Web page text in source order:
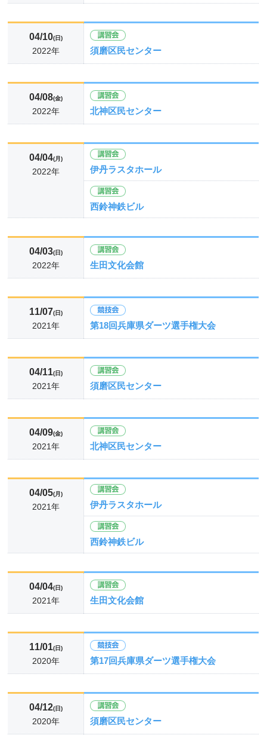
04/10(日)
2022年 須磨区民センター
04/08(金)
2022年 北神区民センター
04/04(月)
2022年 伊丹ラスタホール
西鈴神鉄ビル
04/03(日)
2022年 生田文化会館
11/07(日)
2021年 第18回兵庫県ダーツ選手権大会
04/11(日)
2021年 須磨区民センター
04/09(金)
2021年 北神区民センター
04/05(月)
2021年 伊丹ラスタホール
西鈴神鉄ビル
04/04(日)
2021年 生田文化会館
11/01(日)
2020年 第17回兵庫県ダーツ選手権大会
04/12(日)
2020年 須磨区民センター